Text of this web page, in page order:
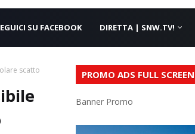
SU FACEBOOK DIRETTA | SNW.TV!
scatto PROMO ADS FULL SCREEN
Banner Promo